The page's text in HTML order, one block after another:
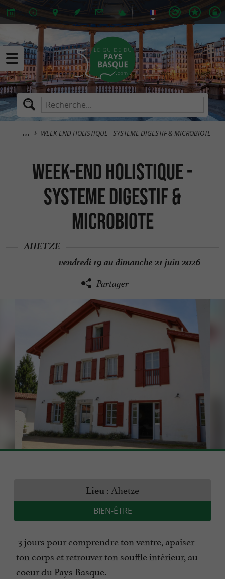
WEEK-END HOLISTIQUE - SYSTEME DIGESTIF & MICROBIOTE
WEEK-END HOLISTIQUE -
SYSTEME DIGESTIF &
MICROBIOTE
AHETZE
vendredi 19 au dimanche 21 juin 2026
Partager
Lieu : Ahetze
BIEN-ÊTRE
3 jours pour comprendre ton ventre, apaiser
ton corps et retrouver ton souffle intérieur, au
coeur du Pays Basque.